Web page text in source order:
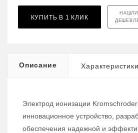
КУПИТЬ В 1 КЛИК
НАШЛИ
Описание Характеристики
Электрод ионизации
инновационное устройство,
обеспечения надежной и